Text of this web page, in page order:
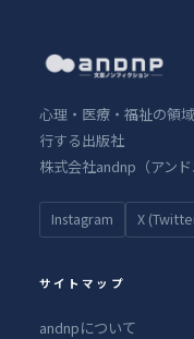
心理・医療・福祉の領
行する出版社
株式会社andnp（アンド
Instagram X
サイトマップ
andnpについて